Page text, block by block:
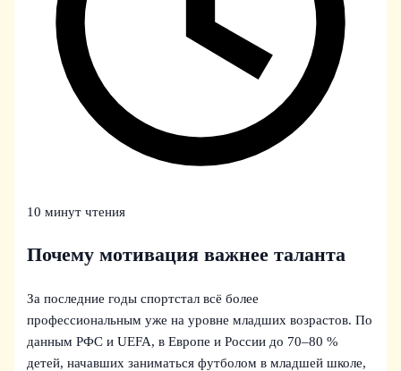
10 минут чтения
Почему мотивация важнее таланта
За последние годы спортстал всё более
профессиональным уже на уровне младших возрастов. По
данным РФС и UEFA, в Европе и России до 70–80 %
детей, начавших заниматься футболом в младшей школе,